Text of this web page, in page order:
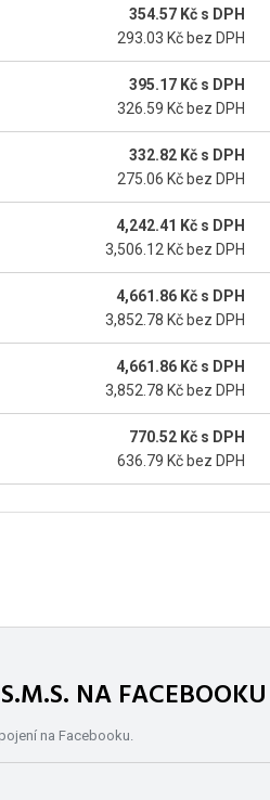
354.57 Kč s DPH
293.03 Kč bez DPH
395.17 Kč s DPH
326.59 Kč bez DPH
332.82 Kč s DPH
275.06 Kč bez DPH
4,242.41 Kč s DPH
3,506.12 Kč bez DPH
4,661.86 Kč s DPH
3,852.78 Kč bez DPH
4,661.86 Kč s DPH
3,852.78 Kč bez DPH
770.52 Kč s DPH
636.79 Kč bez DPH
NA FACEBOOKU
na Facebooku.